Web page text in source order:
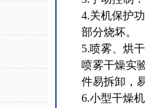
4.关机保护
部分烧坏。
5.喷雾、烘
喷雾干燥实
件易拆卸，
6.小型干燥